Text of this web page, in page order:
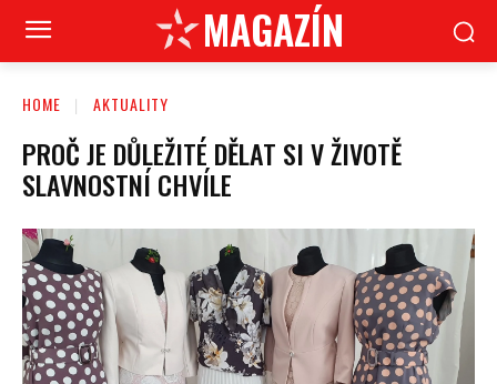
MAGAZÍN
HOME AKTUALITY
PROČ JE DŮLEŽITÉ DĚLAT SI V ŽIVOTĚ
SLAVNOSTNÍ CHVÍLE